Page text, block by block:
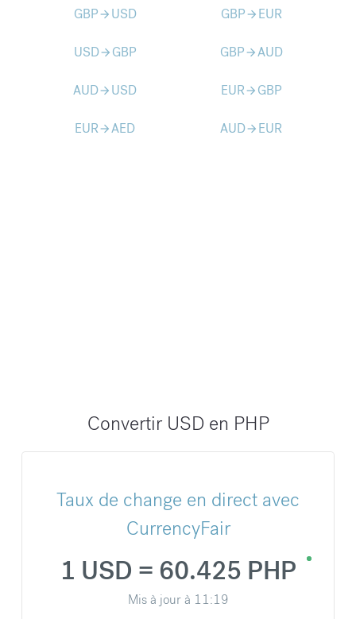
GBParrow_forward USD GBParrow_forward EUR
USDarrow_forward GBP GBParrow_forwardAUD
AUDarrow_forward USD EURarrow_forward GBP
EURarrow_forwardAED AUDarrow_forward EUR
Convertir USD en PHP
Taux de change en direct avec
CurrencyFair
1 USD = 60.425 PHP
Mis à jour à 11:19